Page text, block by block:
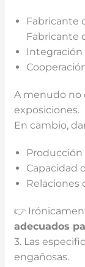
Fabricante
Fabricante
A menudo no
exposiciones.
En cambio,
Producción
Capacidad
Relaciones
👉
adecuados
3. Las
engañosas.